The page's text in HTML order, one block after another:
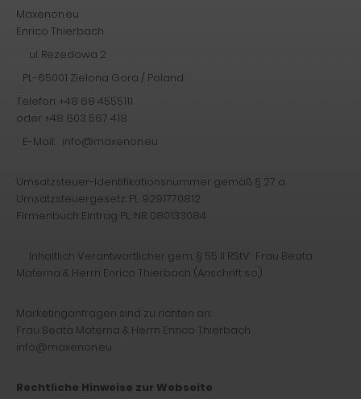
Maxenon.eu
Enrico Thierbach
ul. Rezedowa 2
PL-65001 Zielona Gora / Poland
Telefon: +48 68 4555111
oder +48 603 567 418
E-Mail: info@maxenon.eu
Umsatzsteuer-Identifikationsnummer gemäß § 27 a
Umsatzsteuergesetz: PL 9291770812
Firmenbuch Eintrag PL: NR. 080133084
Inhaltlich Verantwortlicher gem. § 55 II RStV: Frau Beata
Materna & Herrn Enrico Thierbach (Anschrift s.o.)
Marketinganfragen sind zu richten an:
Frau Beata Materna & Herrn Enrico Thierbach
info@maxenon.eu
Rechtliche Hinweise zur Webseite